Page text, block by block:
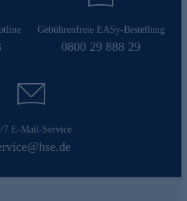
Gebührenfreie EASy-Bestellung
0800 29 888 29
7 E-Mail-Service